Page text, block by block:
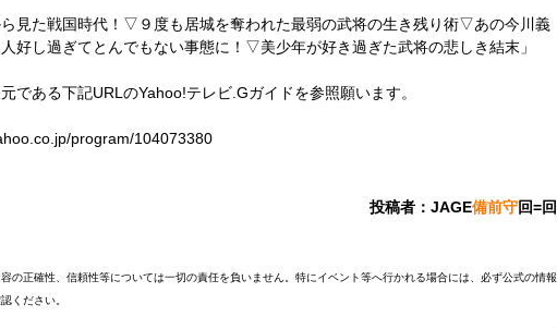
ら見た戦国時代！▽９度も居城を奪われた最弱の武将の生き残り術▽あの今川義
好し過ぎてとんでもない事態に！▽美少年が好き過ぎた武将の悲しき結末」
である下記URLのYahoo!テレビ.Gガイドを参照願います。
program/104073380
投稿者：JAGE備前守回=回
の正確性、信頼性等については一切の責任を負いません。特にイベント等へ行かれる場合には、必ず公式の情報
ください。